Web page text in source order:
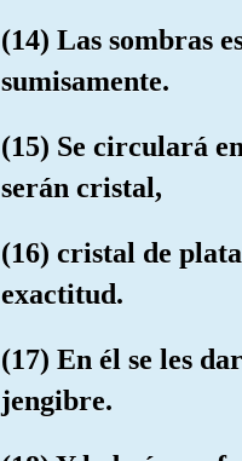
(14) Las sombras
sumisamente.
(15) Se circulará
serán cristal,
(16) cristal de
exactitud.
(17) En él se les
jengibre.